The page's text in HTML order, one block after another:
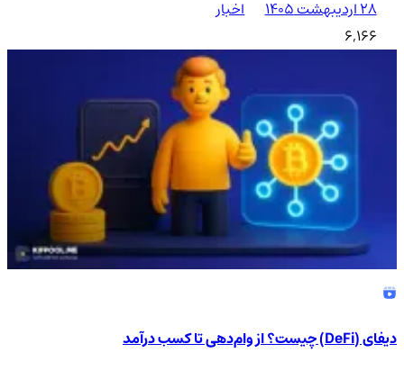
۲۸ اردیبهشت ۱۴۰۵
اخبار
6,166
دیفای (DeFi) چیست؟ از وام‌دهی تا کسب درآمد